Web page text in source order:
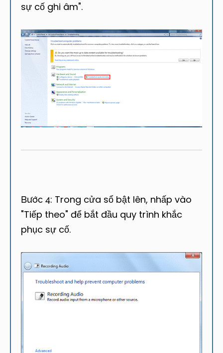
sự cố ghi âm".
Bước 4: Trong cửa sổ bật lên, nhấp vào
"Tiếp theo" để bắt đầu quy trình khắc
phục sự cố.